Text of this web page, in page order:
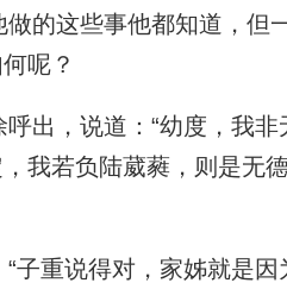
的这些事他都知道，但
呢？
出，说道：“幼度，我
我若负陆葳蕤，则是无
重说得对，家姊就是因